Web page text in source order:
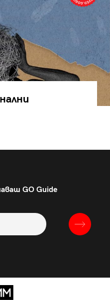
GO Guide